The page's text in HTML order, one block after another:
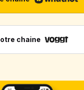
chaine